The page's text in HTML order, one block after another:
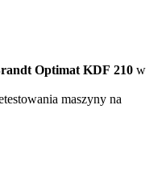
Optimat KDF 210 w
maszyny na